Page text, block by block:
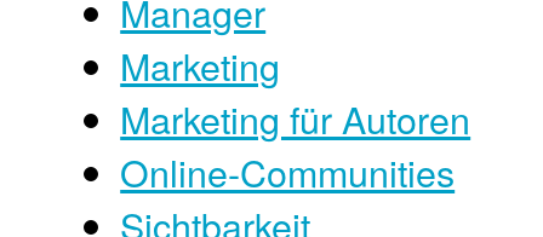
Manager
Marketing
Marketing für Autoren
Online-Communities
Sichtbarkeit